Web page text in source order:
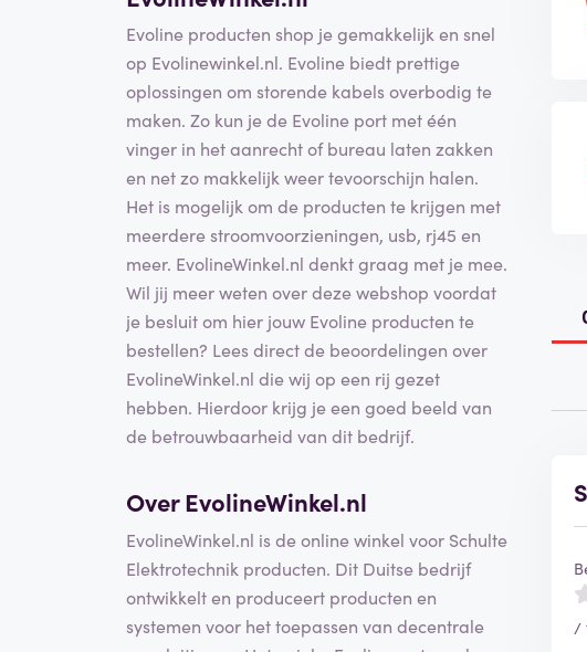
Evoline producten shop je gemakkelijk en snel
op Evolinewinkel.nl. Evoline biedt prettige
oplossingen om storende kabels overbodig te
maken. Zo kun je de Evoline port met één
vinger in het aanrecht of bureau laten zakken
en net zo makkelijk weer tevoorschijn halen.
Het is mogelijk om de producten te krijgen met
meerdere stroomvoorzieningen, usb, rj45 en
meer. EvolineWinkel.nl denkt graag met je mee.
Wil jij meer weten over deze webshop voordat
je besluit om hier jouw Evoline producten te
bestellen? Lees direct de beoordelingen over
EvolineWinkel.nl die wij op een rij gezet
hebben. Hierdoor krijg je een goed beeld van
de betrouwbaarheid van dit bedrijf.
Over EvolineWinkel.nl
EvolineWinkel.nl is de online winkel voor Schulte
Elektrotechnik producten. Dit Duitse bedrijf
ontwikkelt en produceert producten en
systemen voor het toepassen van decentrale
/